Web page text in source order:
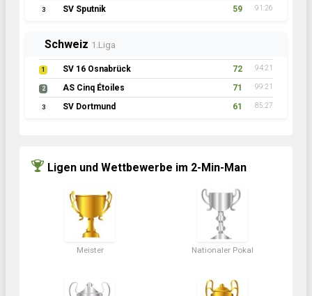
3 SV Sputnik 59 91:26
Schweiz 1.Liga
1 SV 16 Osnabrück 72 94:21
2 AS Cinq Étoiles 71 99:21
3 SV Dortmund 61 85:27
Ligen und Wettbewerbe im 2-Min-Man
Meister Nationaler Pokal